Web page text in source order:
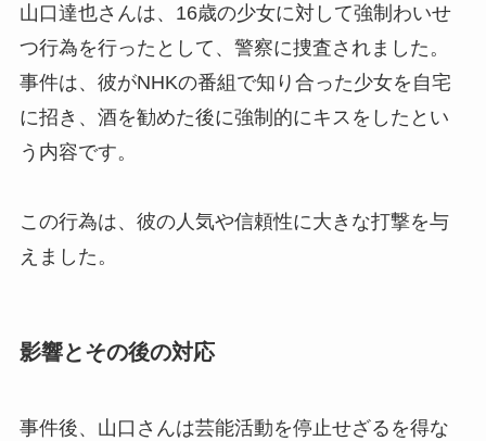
山口達也さんは、16歳の少女に対して強制わいせ
つ行為を行ったとして、警察に捜査されました。
事件は、彼がNHKの番組で知り合った少女を自宅
に招き、酒を勧めた後に強制的にキスをしたとい
う内容です。
この行為は、彼の人気や信頼性に大きな打撃を与
えました。
影響とその後の対応
事件後、山口さんは芸能活動を停止せざるを得な